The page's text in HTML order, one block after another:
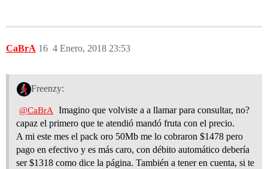
CaBrA 4 Enero, 2018 23:53
16
Freenzy:
@CaBrA
Imagino que volviste a a llamar para consultar, no?
capaz el primero que te atendió mandó fruta con el precio.
A mi este mes el pack oro 50Mb me lo cobraron $1478 pero
pago en efectivo y es más caro, con débito automático debería
ser $1318 como dice la página. También a tener en cuenta, si te